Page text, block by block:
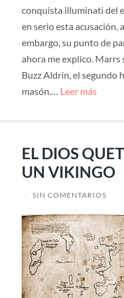
conquista illuminati del
en serio esta acusación,
embargo, su punto de
ahora me explico. Marrs
Buzz Aldrin, el segundo
masón.… Leer más
EL DIOS
UN VIKINGO
/ SIN COMENTARIOS